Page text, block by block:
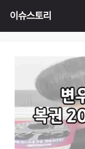
Skip이슈스토리